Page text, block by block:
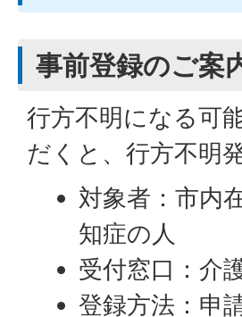
事前登録のご案
行方不明になる可
だくと、行方不明
対象者：市内
知症の人
受付窓口：介
登録方法：申